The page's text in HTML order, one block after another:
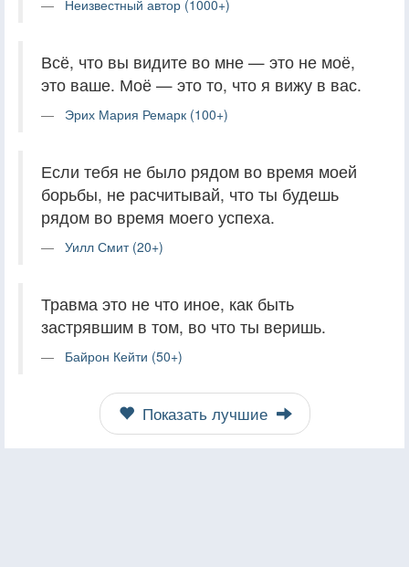
Неизвестный автор (1000+)
Всё, что вы видите во мне — это не моё,
это ваше. Моё — это то, что я вижу в вас.
Эрих Мария Ремарк (100+)
Если тебя не было рядом во время моей
борьбы, не расчитывай, что ты будешь
рядом во время моего успеха.
Уилл Смит (20+)
Травма это не что иное, как быть
застрявшим в том, во что ты веришь.
Байрон Кейти (50+)
Показать лучшие